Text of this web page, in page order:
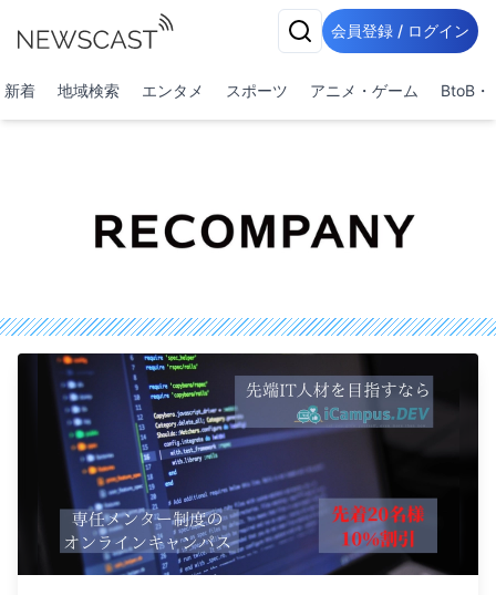
会員登録 / ログイン
新着 地域検索 エンタメ スポーツ アニメ・ゲーム BtoB・